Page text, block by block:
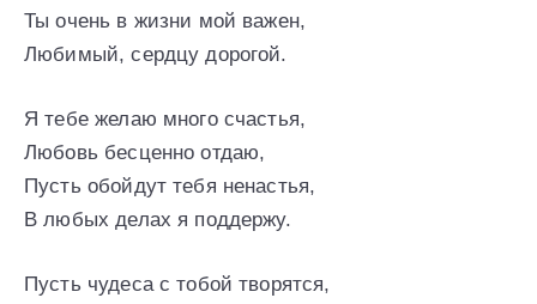
Ты очень в жизни мой важен,
Любимый, сердцу дорогой.
Я тебе желаю много счастья,
Любовь бесценно отдаю,
Пусть обойдут тебя ненастья,
В любых делах я поддержу.
Пусть чудеса с тобой творятся,